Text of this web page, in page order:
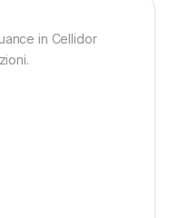
in Cellidor